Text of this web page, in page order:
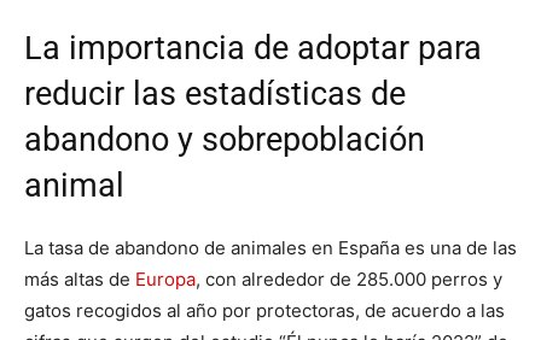
La importancia de adoptar para
reducir las estadísticas de
abandono y sobrepoblación
animal
La tasa de abandono de animales en España es una de las
más altas de Europa, con alrededor de 285.000 perros y
gatos recogidos al año por protectoras, de acuerdo a las